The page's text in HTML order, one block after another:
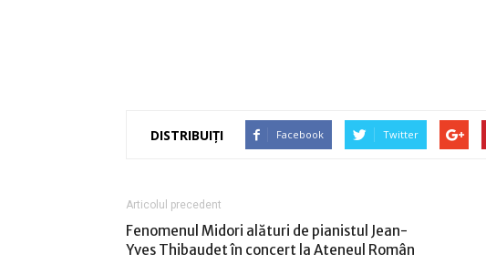
DISTRIBUIȚI Facebook Twitter
Articolul precedent
Fenomenul Midori alături de pianistul Jean-
Yves Thibaudet în concert la Ateneul Român